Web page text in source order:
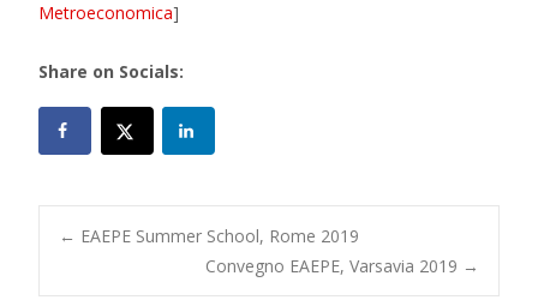
Metroeconomica]
Share on Socials:
Post
← EAEPE Summer School, Rome 2019
Convegno EAEPE, Varsavia 2019 →